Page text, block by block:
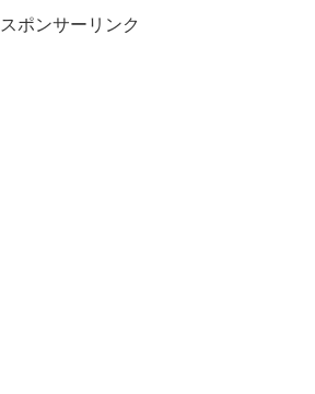
スポンサーリンク